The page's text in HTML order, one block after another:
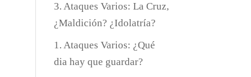
3. Ataques Varios: La Cruz,
¿Maldición? ¿Idolatría?
1. Ataques Varios: ¿Qué
dia hay que guardar?